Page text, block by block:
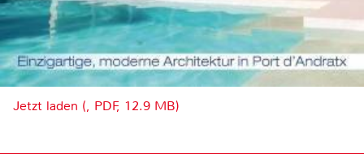
Jetzt laden (, PDF, 12.9 MB)